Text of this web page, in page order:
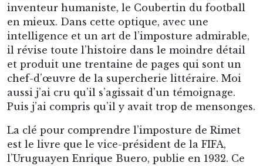
inventeur humaniste, le Coubertin du football
en mieux. Dans cette optique, avec une
intelligence et un art de l’imposture admirable,
il révise toute l’histoire dans le moindre détail
et produit une trentaine de pages qui sont un
chef-d’œuvre de la supercherie littéraire. Moi
aussi j’ai cru qu’il s’agissait d’un témoignage.
Puis j’ai compris qu’il y avait trop de mensonges.
La clé pour comprendre l’imposture de Rimet
est le livre que le vice-président de la FIFA,
l’Uruguayen Enrique Buero, publie en 1932. Ce